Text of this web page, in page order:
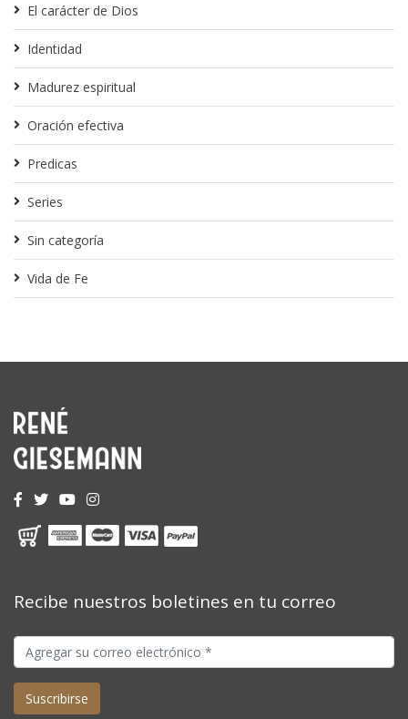
El carácter de Dios
Identidad
Madurez espiritual
Oración efectiva
Predicas
Series
Sin categoría
Vida de Fe
Recibe nuestros boletines en tu correo